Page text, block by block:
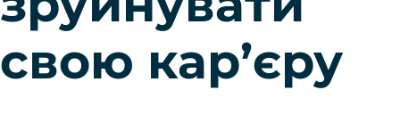
свою кар’єру